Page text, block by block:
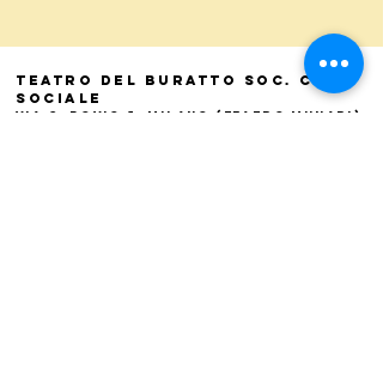
Teatro del Buratto Soc. Coop
sociale
Via G. Bovio 5, Milano (Teatro Munari)